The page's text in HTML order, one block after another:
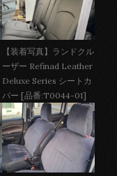
【装着写真】ランドクル
ーザー Refinad Leather
Deluxe Series シートカ
バー [品番:T0044-01]